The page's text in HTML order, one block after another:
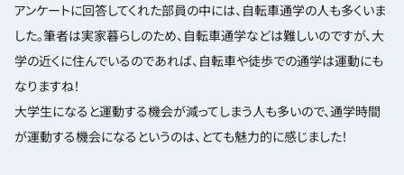
アンケートに回答してくれた部員の中には、自転車通学の人も多くいま
した。筆者は実家暮らしのため、自転車通学などは難しいのですが、大
学の近くに住んでいるのであれば、自転車や徒歩での通学は運動にも
なりますね！
大学生になると運動する機会が減ってしまう人も多いので、通学時間
が運動する機会になるというのは、とても魅力的に感じました！